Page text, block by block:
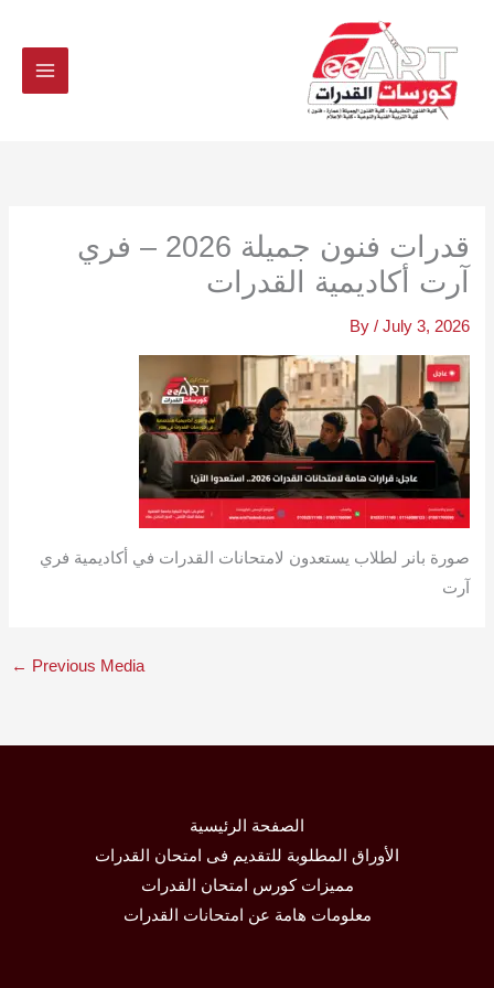
قدرات فنون جميلة 2026 – فري
آرت أكاديمية القدرات
By / July 3, 2026
صورة بانر لطلاب يستعدون لامتحانات القدرات في أكاديمية فري
آرت
← Previous Media
الصفحة الرئيسية
الأوراق المطلوبة للتقديم فى امتحان القدرات
مميزات كورس امتحان القدرات
معلومات هامة عن امتحانات القدرات